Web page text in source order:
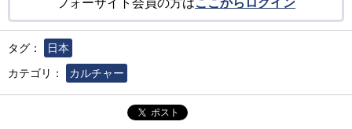
フォーサイト会員の方はここからログイン
タグ：
日本
カテゴリ：
カルチャー
ポスト